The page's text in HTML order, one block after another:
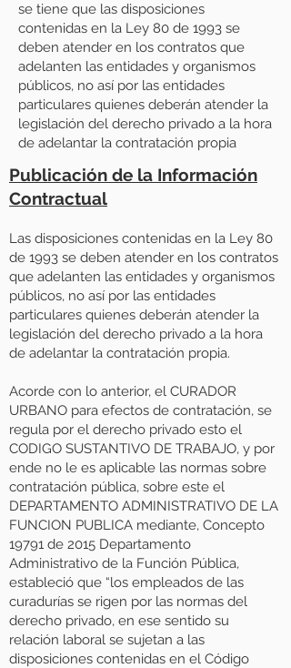
se tiene que las disposiciones
contenidas en la Ley 80 de 1993 se
deben atender en los contratos que
adelanten las entidades y organismos
públicos, no así por las entidades
particulares quienes deberán atender la
legislación del derecho privado a la hora
de adelantar la contratación propia
Publicación de la Información
Contractual
Las disposiciones contenidas en la Ley 80
de 1993 se deben atender en los contratos
que adelanten las entidades y organismos
públicos, no así por las entidades
particulares quienes deberán atender la
legislación del derecho privado a la hora
de adelantar la contratación propia.
Acorde con lo anterior, el CURADOR
URBANO para efectos de contratación, se
regula por el derecho privado esto el
CODIGO SUSTANTIVO DE TRABAJO, y por
ende no le es aplicable las normas sobre
contratación pública, sobre este el
DEPARTAMENTO ADMINISTRATIVO DE LA
FUNCION PUBLICA mediante, Concepto
19791 de 2015 Departamento
Administrativo de la Función Pública,
estableció que “los empleados de las
curadurías se rigen por las normas del
derecho privado, en ese sentido su
relación laboral se sujetan a las
disposiciones contenidas en el Código